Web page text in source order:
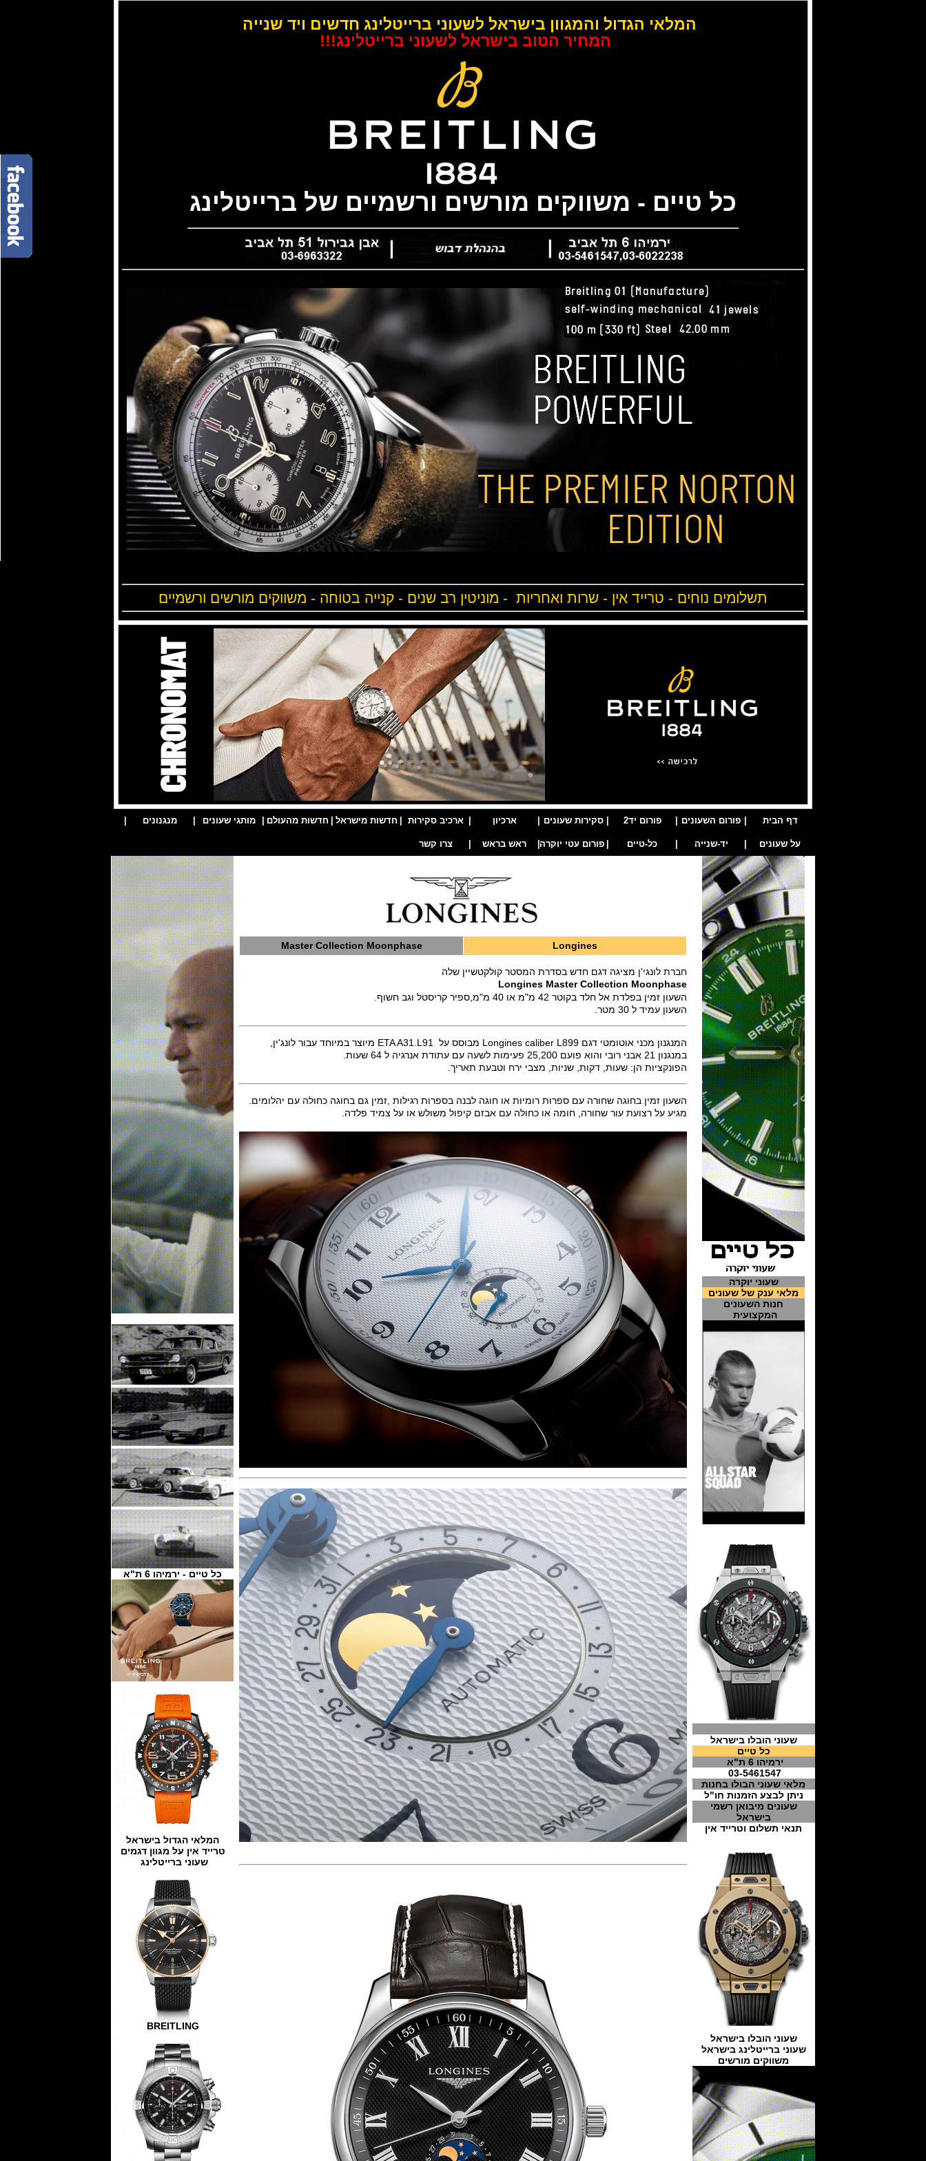
המלאי הגדול והמגוון בישראל לשעוני ברייטלינג חדשים ויד שנייה
המחיר הטוב בישראל לשעוני ברייטלינג!!!
כל טיים - משווקים מורשים ורשמיים של ברייטלינג
תשלומים נוחים - טרייד אין - שרות ואחריות - מוניטין רב שנים - קנייה בטוחה - משווקים מורשים ורשמיים
דף הבית פורום השעונים פורום יד2 סקירות שעונים ארכיון ארכיב סקירות חדשות מישראל חדשות מהעולם מותגי שעונים מנגנונים
על שעונים יד-שנייה כל-טיים פורום עטי יוקרה ראש בראש צרו קשר
שעוני יוקרה
מלאי ענק של שעונים
חנות השעונים
המקצועית
שעוני הובלו בישראל
כל טיים
ירמיהו 6 ת"א
03-5461547
מלאי שעוני הבולו בחנות
ניתן לבצע הזמנות חו"ל
שעונים מיבואן רשמי
בישראל
תנאי תשלום וטרייד אין
שעוני הובלו בישראל
שעוני ברייטלינג בישראל
משווקים מורשים
Longines
Master Collection Moonphase
חברת לונגי'ן מציגה דגם חדש בסדרת המסטר קולקטשיין שלה
Longines Master Collection Moonphase
השעון זמין בפלדת אל חלד בקוטר 42 מ"מ או 40 מ"מ,ספיר קריסטל וגב חשוף.
השעון עמיד ל 30 מטר.
המנגנון מכני אוטומטי דגם Longines caliber L899 מבוסס על ETA A31.L91 מיוצר במיוחד עבור לונג'ין,
במנגנון 21 אבני רובי והוא פועם 25,200 פעימות לשעה עם עתודת אנרגיה ל 64 שעות.
הפונקציות הן: שעות, דקות, שניות, מצבי ירח וטבעת תאריך.
השעון זמין בחוגה שחורה עם ספרות רומיות או חוגה לבנה בספרות רגילות ,זמין גם בחוגה כחולה עם יהלומים.
מגיע על רצועת עור שחורה, חומה או כחולה עם אבזם קיפול משולש או על צמיד פלדה.
כל טיים - ירמיהו 6 ת"א
המלאי הגדול בישראל
טרייד אין על מגוון דגמים
שעוני ברייטלינג
BREITLING